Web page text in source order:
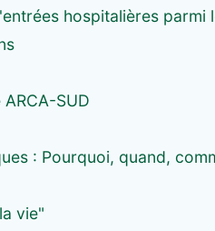
hospitalières parmi
SUD
: Pourquoi, quand,
vie"